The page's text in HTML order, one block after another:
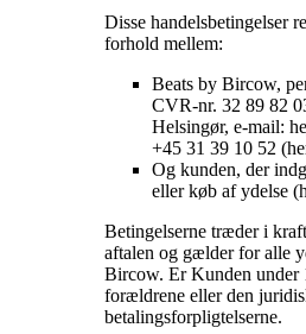
Disse handelsbetingelser
forhold mellem:
Beats by Bircow,
CVR-nr. 32 89 82
Helsingør, e-mail:
+45 31 39 10 52
Og kunden, der
eller køb af ydelse
Betingelserne træder i
aftalen og gælder for alle
Bircow. Er Kunden under
forældrene eller den
betalingsforpligtelserne.